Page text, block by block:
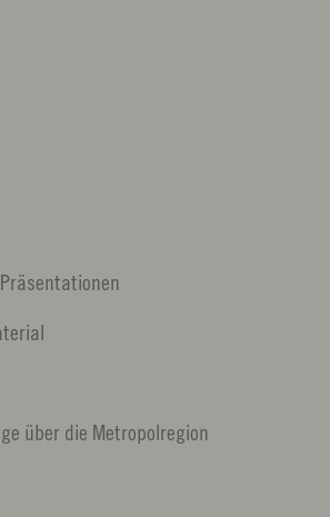
über die Metropolregion